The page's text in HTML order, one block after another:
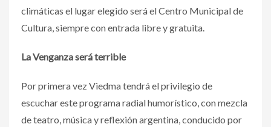
climáticas el lugar elegido será el Centro Municipal de
Cultura, siempre con entrada libre y gratuita.
La Venganza será terrible
Por primera vez Viedma tendrá el privilegio de
escuchar este programa radial humorístico, con mezcla
de teatro, música y reflexión argentina, conducido por